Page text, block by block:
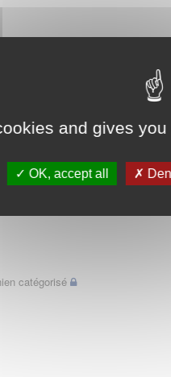
and gives
OK, accept all
catégorisé